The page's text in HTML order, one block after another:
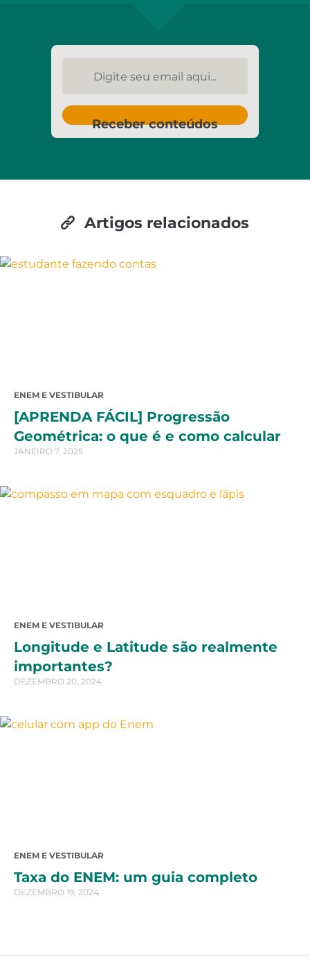
Receber conteúdos
Artigos relacionados
ENEM E VESTIBULAR
[APRENDA FÁCIL] Progressão
Geométrica: o que é e como calcular
JANEIRO 7, 2025
ENEM E VESTIBULAR
Longitude e Latitude são realmente
importantes?
DEZEMBRO 20, 2024
ENEM E VESTIBULAR
Taxa do ENEM: um guia completo
DEZEMBRO 19, 2024